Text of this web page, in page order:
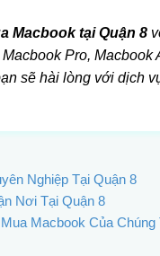
Macbook tại Quận 8
Pro,
sẽ hài lòng với dịch
Nghiệp Tại Quận 8
Nơi Tại Quận 8
Macbook Của Chúng